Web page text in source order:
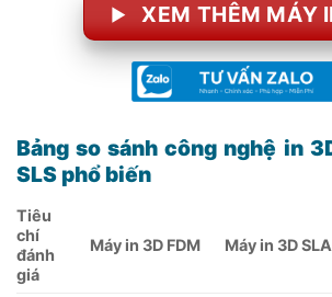
XEM THÊM MÁY
Bảngso sánh công nghệ in
SLS phổ biến
Tiêu
chí
đánh
giá
Máy in 3D FDM Máy in 3D SLA